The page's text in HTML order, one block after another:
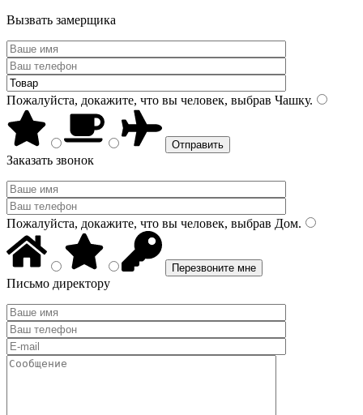
Вызвать замерщика
Пожалуйста, докажите, что вы человек, выбрав Чашку.
Заказать звонок
Пожалуйста, докажите, что вы человек, выбрав Дом.
Письмо директору